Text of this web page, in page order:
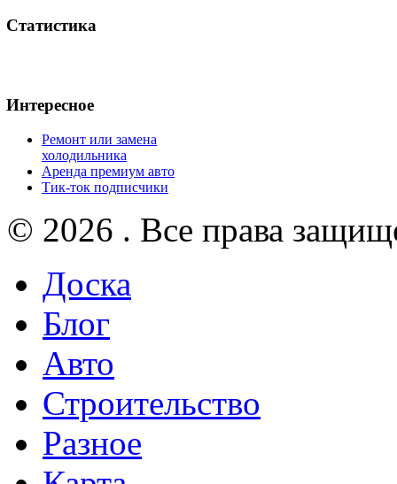
Статистика
Интересное
Ремонт или замена
холодильника
Аренда премиум авто
Тик-ток подписчики
© 2026 . Все права
Доска
Блог
Авто
Строительство
Разное